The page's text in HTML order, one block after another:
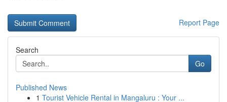
Report Page
Search
Go
Published News
1 Tourist Vehicle Rental in Mangaluru : Your ...